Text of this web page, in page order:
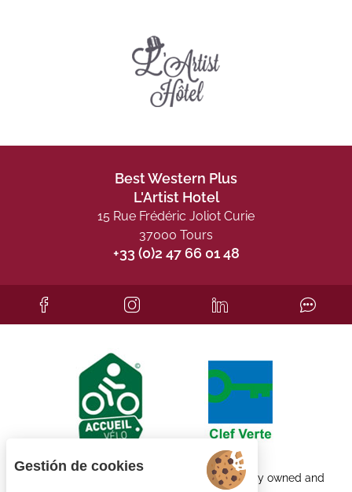
Best Western Plus
L'Artist Hotel
15 Rue Frédéric Joliot Curie
37000 Tours
+33 (0)2 47 66 01 48
Each BWH℠ Hotels property is independently owned and
Gestión de cookies